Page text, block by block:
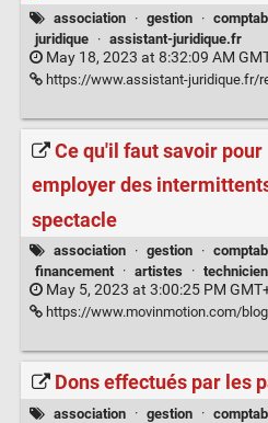
association · gestion ·
juridique
· assistant-juridique.fr
May 18, 2023 at 8:32:09 AM
https://www.assistant-juridique.fr/
Ce qu'il faut savoir pour
employer des
spectacle
association · gestion ·
financement
· artistes ·
May 5, 2023 at 3:00:25 PM
https://www.movinmotion.com/blog/actualites-
Dons effectués par les
association · gestion ·